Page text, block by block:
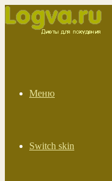
Меню
Switch skin